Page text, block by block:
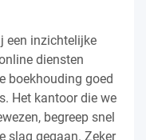
me heeft
mij geluisterd. Mijn
problemen zijn
heb ik ook